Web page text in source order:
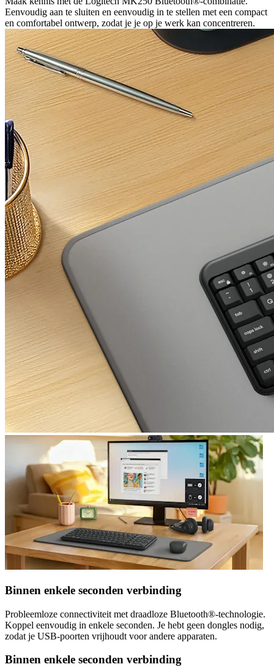
Eenvoudig aan te sluiten en eenvoudig in te stellen met een compact
en comfortabel ontwerp, zodat je je op je werk kan concentreren.
Binnen enkele seconden verbinding
Probleemloze connectiviteit met draadloze Bluetooth®-technologie.
Koppel eenvoudig in enkele seconden. Je hebt geen dongles nodig,
zodat je USB-poorten vrijhoudt voor andere apparaten.
Binnen enkele seconden verbinding